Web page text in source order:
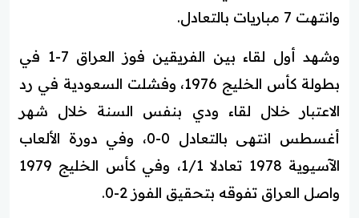
وانتهت 7 مباريات بالتعادل.
وشهد أول لقاء بين الفريقين فوز العراق 7-1 في
بطولة كأس الخليج 1976، وفشلت السعودية في رد
الاعتبار خلال لقاء ودي بنفس السنة خلال شهر
أغسطس انتهى بالتعادل 0-0، وفي دورة الألعاب
الآسيوية 1978 تعادلا 1/1، وفي كأس الخليج 1979
واصل العراق تفوقه بتحقيق الفوز 2-0.